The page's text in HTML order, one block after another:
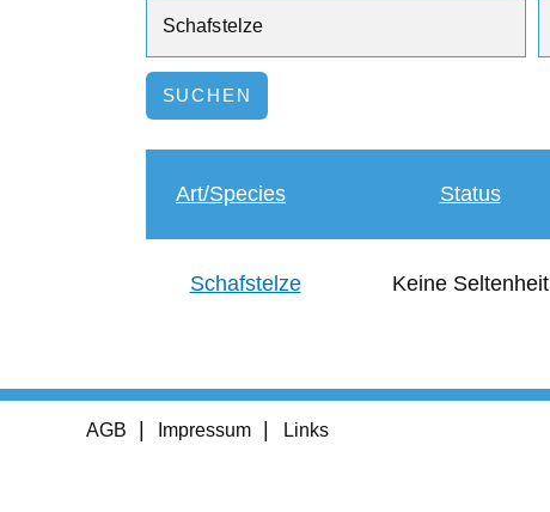
Art/Species Status
Schafstelze Keine Seltenheit
Footer
AGB Impressum Links